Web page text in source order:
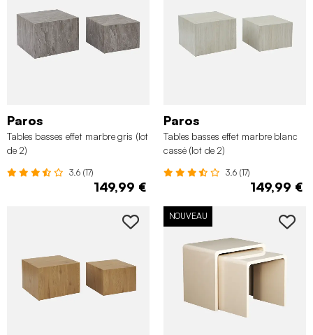
Paros
Tables basses effet marbre gris (lot
de 2)
3.6 (17)
149,99 €
Paros
Tables basses effet marbre blanc
cassé (lot de 2)
3.6 (17)
149,99 €
NOUVEAU